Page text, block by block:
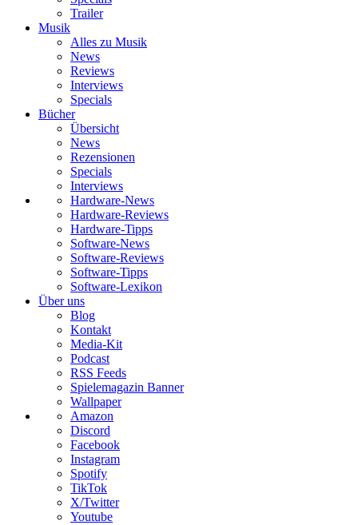
Trailer
Musik
Alles zu Musik
News
Reviews
Interviews
Specials
Bücher
Übersicht
News
Rezensionen
Specials
Interviews
Hardware-News
Hardware-Reviews
Hardware-Tipps
Software-News
Software-Reviews
Software-Tipps
Software-Lexikon
Über uns
Blog
Kontakt
Media-Kit
Podcast
RSS Feeds
Spielemagazin Banner
Wallpaper
Amazon
Discord
Facebook
Instagram
Spotify
TikTok
X/Twitter
Youtube